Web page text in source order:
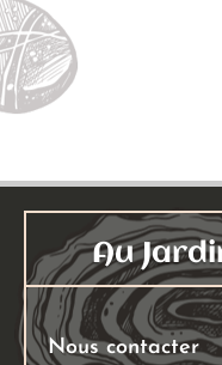
Au
Nous contacter